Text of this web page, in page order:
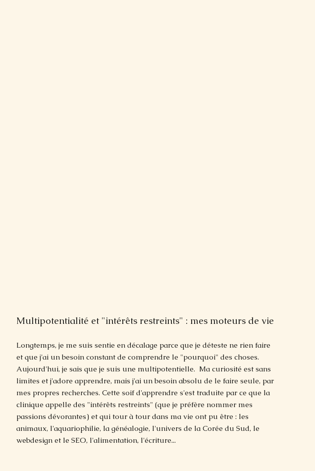
Multipotentialité et "intérêts restreints" : mes moteurs de vie
Longtemps, je me suis sentie en décalage parce que je déteste ne rien faire
et que j'ai un besoin constant de comprendre le "pourquoi" des choses.
Aujourd'hui, je sais que je suis une multipotentielle. Ma curiosité est sans
limites et j'adore apprendre, mais j'ai un besoin absolu de le faire seule, par
mes propres recherches. Cette soif d'apprendre s'est traduite par ce que la
clinique appelle des "intérêts restreints" (que je préfère nommer mes
passions dévorantes) et qui tour à tour dans ma vie ont pu être : les
animaux, l'aquariophilie, la généalogie, l'univers de la Corée du Sud, le
webdesign et le SEO, l'alimentation, l'écriture...